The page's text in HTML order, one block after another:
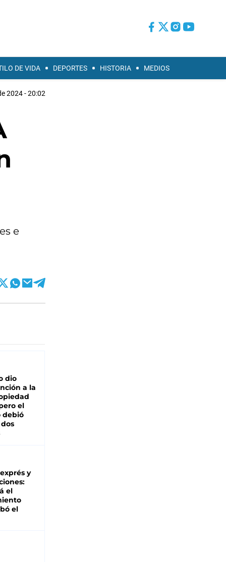
DE VIDA DEPORTES HISTORIA MEDIOS
2024 - 20:02
e
dio
a la
el
debió
y
el
el